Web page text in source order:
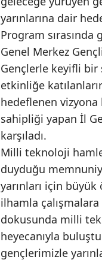
yarınlarına dair
Program
Genel Merkez
Gençlerle keyifli
etkinliğe
hedeflenen
sahipliği yapan İl
karşıladı.
Milli teknoloji
duyduğu
yarınları için büyük
ilhamla
dokusunda milli
heyecanıyla
gençlerimizle